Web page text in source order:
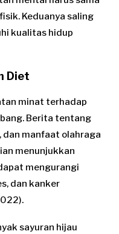
Keduanya saling
kualitas hidup
Diet
minat terhadap
Berita tentang
manfaat olahraga
menunjukkan
mengurangi
dan kanker
sayuran hijau